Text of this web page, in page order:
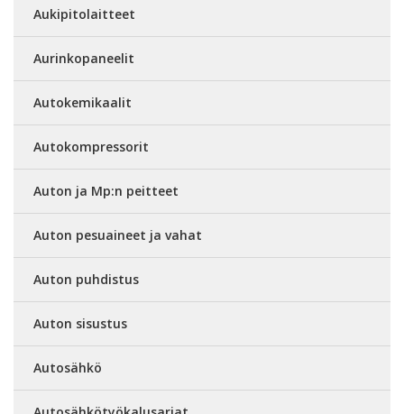
Aukipitolaitteet
Aurinkopaneelit
Autokemikaalit
Autokompressorit
Auton ja Mp:n peitteet
Auton pesuaineet ja vahat
Auton puhdistus
Auton sisustus
Autosähkö